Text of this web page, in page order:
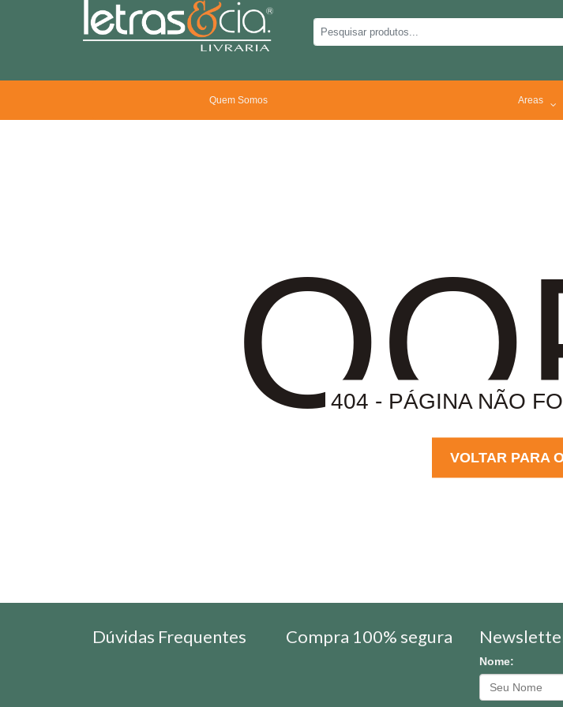
Quem Somos Areas
404 - PÁGINA NÃO
VOLTAR PARA
Dúvidas Frequentes Compra 100% segura
Nome: